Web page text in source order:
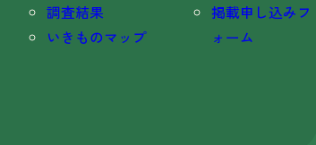
調査結果
いきものマップ
掲載申し込みフ
ォーム